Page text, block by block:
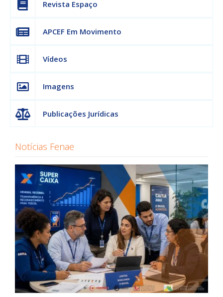
Revista Espaço
APCEF Em Movimento
Vídeos
Imagens
Publicações Jurídicas
Notícias Fenae